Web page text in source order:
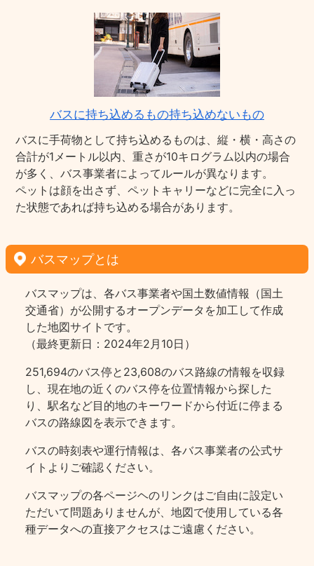
バスに持ち込めるもの持ち込めないもの
バスに手荷物として持ち込めるものは、縦・横・高さの
合計が1メートル以内、重さが10キログラム以内の場合
が多く、バス事業者によってルールが異なります。
ペットは顔を出さず、ペットキャリーなどに完全に入っ
た状態であれば持ち込める場合があります。
バスマップとは
バスマップは、各バス事業者や国土数値情報（国土
交通省）が公開するオープンデータを加工して作成
した地図サイトです。
（最終更新日：2024年2月10日）
251,694のバス停と23,608のバス路線の情報を収録
し、現在地の近くのバス停を位置情報から探した
り、駅名など目的地のキーワードから付近に停まる
バスの路線図を表示できます。
バスの時刻表や運行情報は、各バス事業者の公式サ
イトよりご確認ください。
バスマップの各ページヘのリンクはご自由に設定い
ただいて問題ありませんが、地図で使用している各
種データへの直接アクセスはご遠慮ください。